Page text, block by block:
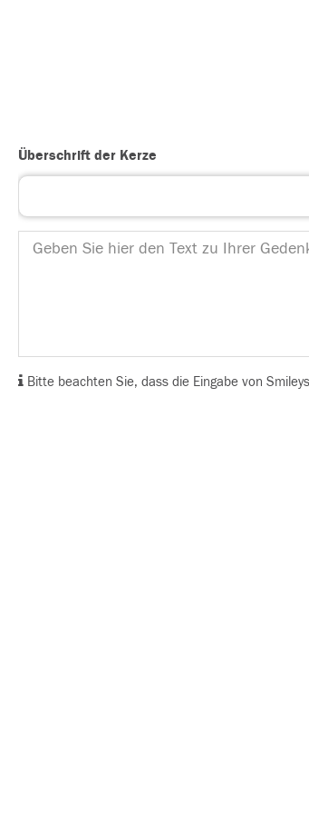
Überschrift der Kerze
Bitte beachten Sie, dass die Eingabe von